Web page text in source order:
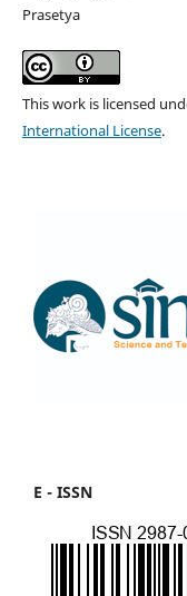
Prasetya
This work is licensed
International License.
E - ISSN